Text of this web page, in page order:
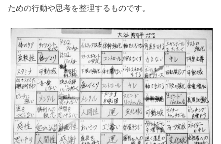
ための行動や思考を整理するものです。